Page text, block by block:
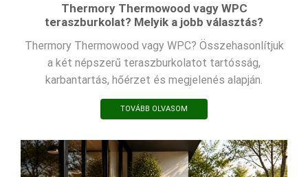
Thermory Thermowood vagy WPC
teraszburkolat? Melyik a jobb választás?
Thermory Thermowood vagy WPC? Összehasonlítjuk
a két népszerű teraszburkolatot tartósság,
karbantartás, hőérzet és megjelenés alapján.
TOVÁBB OLVASOM